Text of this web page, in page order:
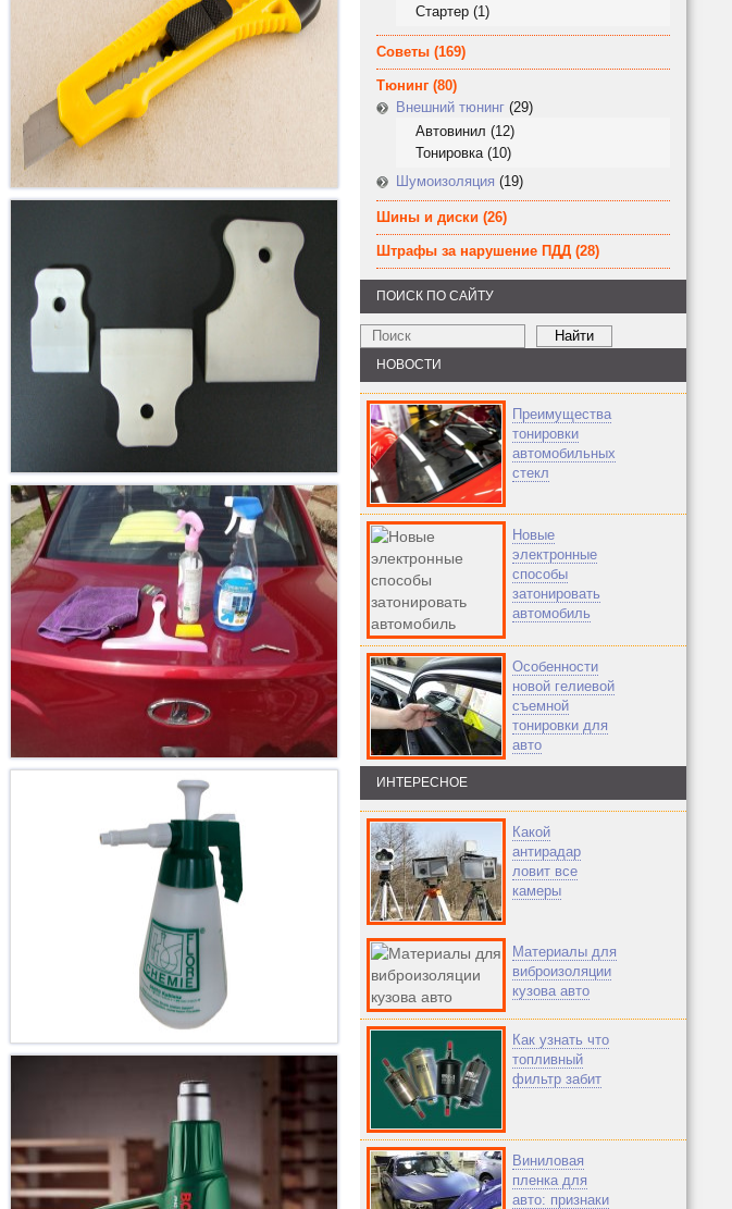
Стартер (1)
Советы (169)
Тюнинг (80)
Внешний тюнинг (29)
Автовинил (12)
Тонировка(10)
Шумоизоляция (19)
Шины и диски (26)
Штрафы за нарушение ПДД (28)
ПОИСК ПО САЙТУ
НОВОСТИ
Преимущества
тонировки
автомобильных
стекл
Новые
электронные
способы
затонировать
автомобиль
Особенности
новой гелиевой
съемной
тонировки для
авто
ИНТЕРЕСНОЕ
Какой
антирадар
ловит все
камеры
Материалы для
виброизоляции
кузова авто
Как узнать что
топливный
фильтр забит
Виниловая
пленка для
авто: признаки